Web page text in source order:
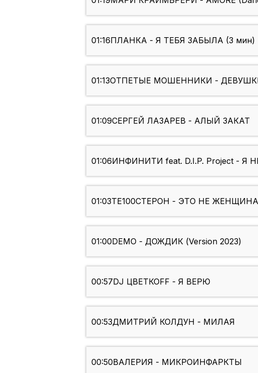
01:16ПЛАНКА - Я ТЕБЯ ЗАБЫЛА (3 мин)
01:13ОТПЕТЫЕ МОШЕННИКИ -
01:09СЕРГЕЙ ЛАЗАРЕВ - АЛЫЙ ЗАКАТ
01:06ИНФИНИТИ feat. D.I.P. Project - Я
01:03ТЕ100СТЕРОН - ЭТО НЕ ЖЕНЩИНА
01:00DEMO - ДОЖДИК (Version 2023)
00:57DJ ЦВЕТКОFF - Я ВЕРЮ
00:53ДМИТРИЙ КОЛДУН - МИЛАЯ
00:50ВАЛЕРИЯ - МИКРОИНФАРКТЫ